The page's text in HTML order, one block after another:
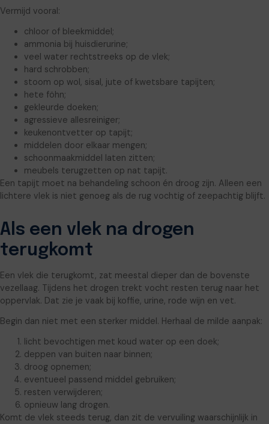
Vermijd vooral:
chloor of bleekmiddel;
ammonia bij huisdierurine;
veel water rechtstreeks op de vlek;
hard schrobben;
stoom op wol, sisal, jute of kwetsbare tapijten;
hete föhn;
gekleurde doeken;
agressieve allesreiniger;
keukenontvetter op tapijt;
middelen door elkaar mengen;
schoonmaakmiddel laten zitten;
meubels terugzetten op nat tapijt.
Een tapijt moet na behandeling schoon én droog zijn. Alleen een
lichtere vlek is niet genoeg als de rug vochtig of zeepachtig blijft.
Als een vlek na drogen
terugkomt
Een vlek die terugkomt, zat meestal dieper dan de bovenste
vezellaag. Tijdens het drogen trekt vocht resten terug naar het
oppervlak. Dat zie je vaak bij koffie, urine, rode wijn en vet.
Begin dan niet met een sterker middel. Herhaal de milde aanpak:
licht bevochtigen met koud water op een doek;
deppen van buiten naar binnen;
droog opnemen;
eventueel passend middel gebruiken;
resten verwijderen;
opnieuw lang drogen.
Komt de vlek steeds terug, dan zit de vervuiling waarschijnlijk in